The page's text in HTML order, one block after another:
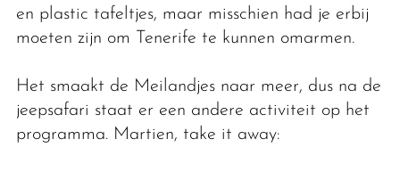
en plastic tafeltjes, maar misschien had je erbij
moeten zijn om Tenerife te kunnen omarmen.
Het smaakt de Meilandjes naar meer, dus na de
jeepsafari staat er een andere activiteit op het
programma. Martien, take it away: